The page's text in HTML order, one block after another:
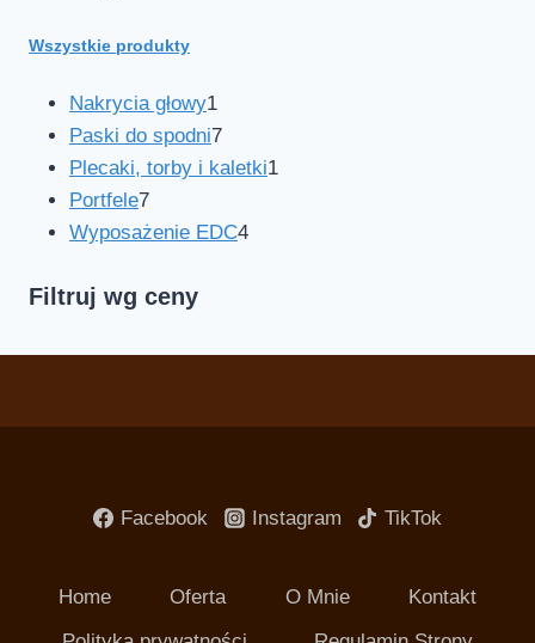
Wszystkie produkty
Nakrycia głowy1
Paski do spodni7
Plecaki, torby i kaletki1
Portfele7
Wyposażenie EDC4
Filtruj wg ceny
Facebook Instagram TikTok
Home Oferta O Mnie
Kontakt